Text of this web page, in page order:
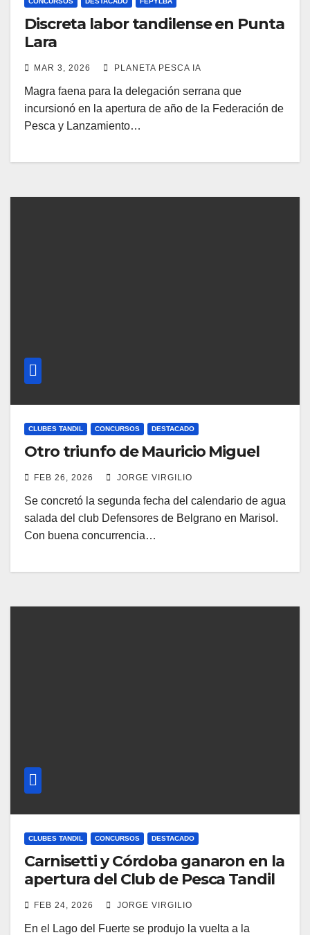
Discreta labor tandilense en Punta
Lara
MAR 3, 2026 PLANETA PESCA IA
Magra faena para la delegación serrana que
incursionó en la apertura de año de la Federación de
Pesca y Lanzamiento…
CLUBES TANDIL CONCURSOS DESTACADO
Otro triunfo de Mauricio Miguel
FEB 26, 2026 JORGE VIRGILIO
Se concretó la segunda fecha del calendario de agua
salada del club Defensores de Belgrano en Marisol.
Con buena concurrencia…
CLUBES TANDIL CONCURSOS DESTACADO
Carnisetti y Córdoba ganaron en la
apertura del Club de Pesca Tandil
FEB 24, 2026 JORGE VIRGILIO
En el Lago del Fuerte se produjo la vuelta a la